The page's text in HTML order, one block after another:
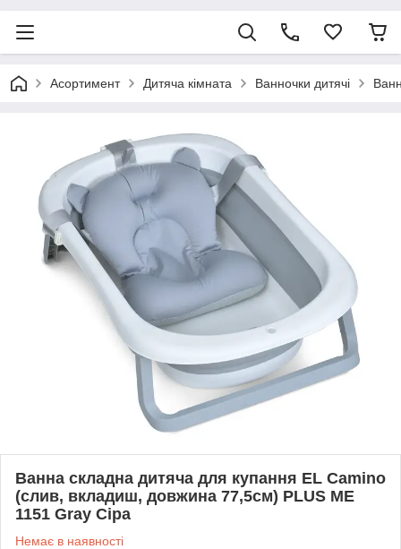
Асортимент Дитяча кімната Ванночки дитячі
Ванна складна дитяча для купання EL Camino
(слив, вкладиш, довжина 77,5см) PLUS ME
1151 Gray Сіра
Немає в наявності